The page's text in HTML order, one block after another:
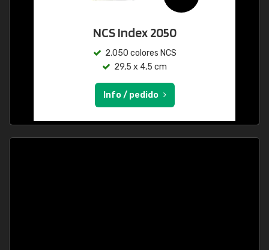
NCS Index 2050
2.050 colores NCS
29,5 x 4,5 cm
Info / pedido